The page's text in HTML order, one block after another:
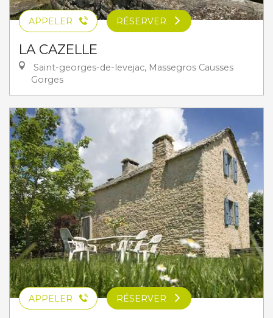
APPELER RÉSERVER
LA CAZELLE
Saint-georges-de-levejac, Massegros Causses
Gorges
APPELER RÉSERVER